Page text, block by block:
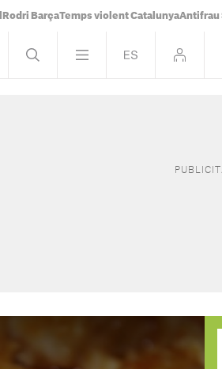
Rodri BarçaTemps violent CatalunyaAntifrau